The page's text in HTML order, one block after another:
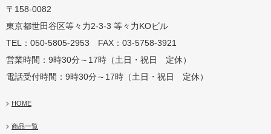
用地球の恵みを シャワー
〒158-0082
東京都世田谷区等々力2-3-3 等々力KOビル
TEL：050-5805-2953 FAX：03-5758-3921
営業時間：9時30分～17時（土日・祝日 定休）
電話受付時間：9時30分～17時（土日・祝日 定休）
HOME
商品一覧